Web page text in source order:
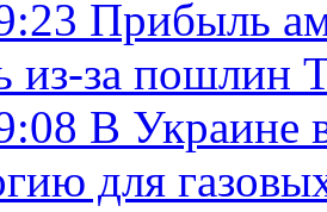
Прибыль
из-за пошлин
В Украине
для